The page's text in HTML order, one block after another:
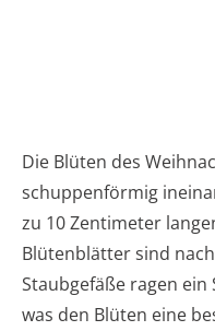
Die Blüten des
schuppenförmig
zu 10 Zentimeter
Blütenblätter sind
Staubgefäße ragen ein
was den Blüten eine